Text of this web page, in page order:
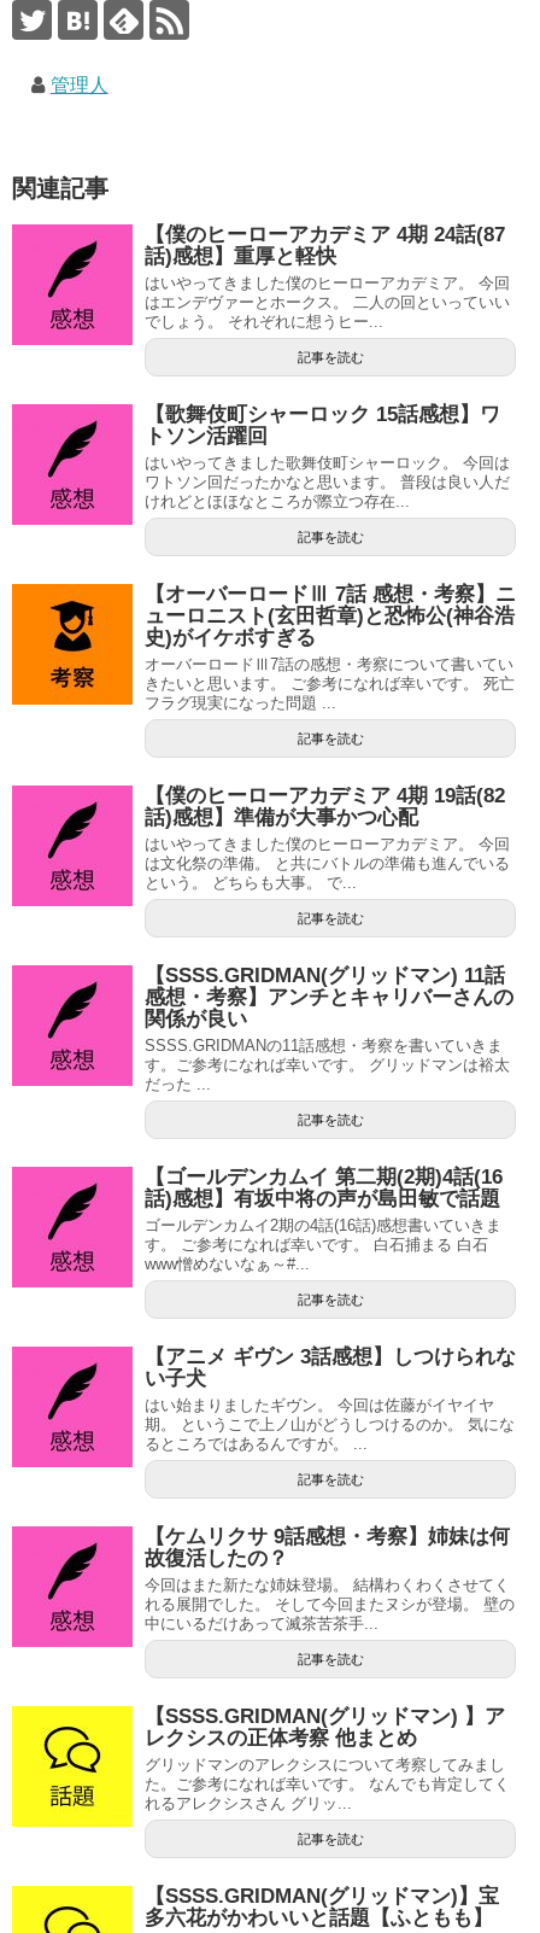
管理人
関連記事
【僕のヒーローアカデミア 4期 24話(87
話)感想】重厚と軽快
はいやってきました僕のヒーローアカデミア。 今回
はエンデヴァーとホークス。 二人の回といっていい
でしょう。 それぞれに想うヒー...
記事を読む
【歌舞伎町シャーロック 15話感想】ワ
トソン活躍回
はいやってきました歌舞伎町シャーロック。 今回は
ワトソン回だったかなと思います。 普段は良い人だ
けれどとほほなところが際立つ存在...
記事を読む
【オーバーロードⅢ 7話 感想・考察】ニ
ューロニスト(玄田哲章)と恐怖公(神谷浩
史)がイケボすぎる
オーバーロードⅢ7話の感想・考察について書いてい
きたいと思います。 ご参考になれば幸いです。 死亡
フラグ現実になった問題 ...
記事を読む
【僕のヒーローアカデミア 4期 19話(82
話)感想】準備が大事かつ心配
はいやってきました僕のヒーローアカデミア。 今回
は文化祭の準備。 と共にバトルの準備も進んでいる
という。 どちらも大事。 で...
記事を読む
【SSSS.GRIDMAN(グリッドマン) 11話
感想・考察】アンチとキャリバーさんの
関係が良い
SSSS.GRIDMANの11話感想・考察を書いていきま
す。ご参考になれば幸いです。 グリッドマンは裕太
だった ...
記事を読む
【ゴールデンカムイ 第二期(2期)4話(16
話)感想】有坂中将の声が島田敏で話題
ゴールデンカムイ2期の4話(16話)感想書いていきま
す。 ご参考になれば幸いです。 白石捕まる 白石
www憎めないなぁ～#...
記事を読む
【アニメ ギヴン 3話感想】しつけられな
い子犬
はい始まりましたギヴン。 今回は佐藤がイヤイヤ
期。 というこで上ノ山がどうしつけるのか。 気にな
るところではあるんですが。 ...
記事を読む
【ケムリクサ 9話感想・考察】姉妹は何
故復活したの？
今回はまた新たな姉妹登場。 結構わくわくさせてく
れる展開でした。 そして今回またヌシが登場。 壁の
中にいるだけあって滅茶苦茶手...
記事を読む
【SSSS.GRIDMAN(グリッドマン) 】ア
レクシスの正体考察 他まとめ
グリッドマンのアレクシスについて考察してみまし
た。ご参考になれば幸いです。 なんでも肯定してく
れるアレクシスさん グリッ...
記事を読む
【SSSS.GRIDMAN(グリッドマン)】宝
多六花がかわいいと話題【ふともも】